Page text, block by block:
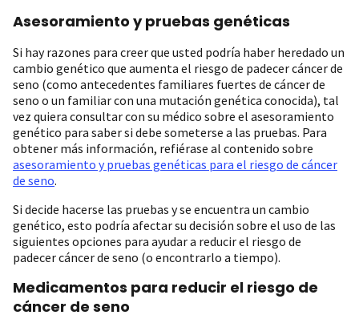
Asesoramiento y pruebas genéticas
Si hay razones para creer que usted podría haber heredado un
cambio genético que aumenta el riesgo de padecer cáncer de
seno (como antecedentes familiares fuertes de cáncer de
seno o un familiar con una mutación genética conocida), tal
vez quiera consultar con su médico sobre el asesoramiento
genético para saber si debe someterse a las pruebas. Para
obtener más información, refiérase al contenido sobre
asesoramiento y pruebas genéticas para el riesgo de cáncer
de seno.
Si decide hacerse las pruebas y se encuentra un cambio
genético, esto podría afectar su decisión sobre el uso de las
siguientes opciones para ayudar a reducir el riesgo de
padecer cáncer de seno (o encontrarlo a tiempo).
Medicamentos para reducir el riesgo de
cáncer de seno